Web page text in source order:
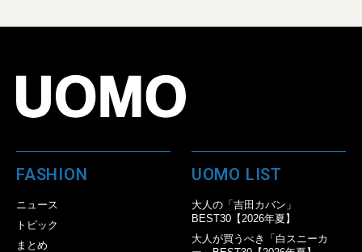
FASHION
ニュース
トピック
まとめ
UOMO LIST
大人の「吉田カバン」
BEST30【2026年夏】
大人が買うべき「白スニーカ